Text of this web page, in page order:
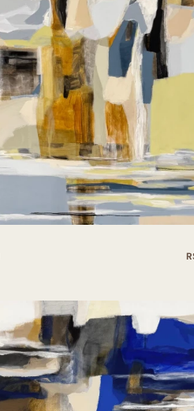
2015
2015
2015
2014
2014
2014
2013
2013
2013
2013
2013
2013
2013
2013
2012
2012
2011 5°
2011